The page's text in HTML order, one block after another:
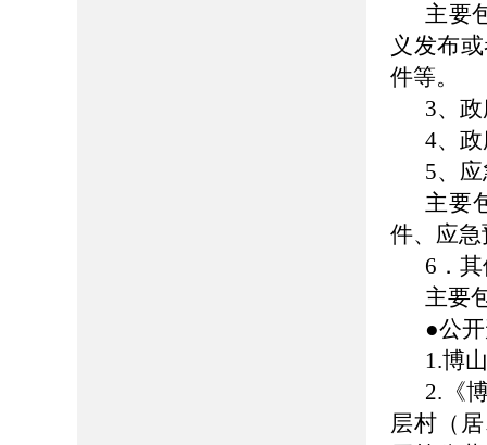
主要
义发布
件等。
3、
4、
5、
主要
件、应
6．
主要
●公
1.博
2.《
层村（